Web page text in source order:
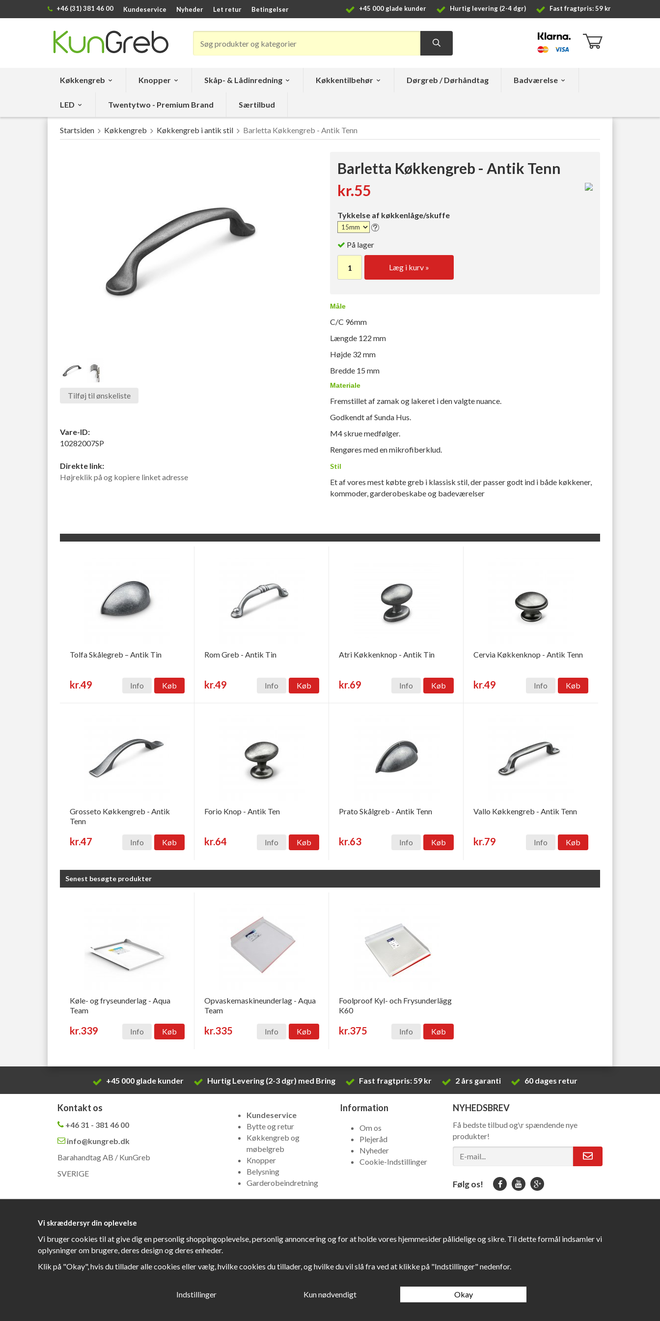
+46 (31) 381 46 00 Kundeservice Nyheder Let retur Betingelser +45 000 glade kunder Hurtig levering (2-4 dgr) Fast fragtpris: 59 kr
Køkkengreb Knopper Skåp- & Lådinredning Køkkentilbehør Dørgreb / Dørhåndtag Badværelse
LED Twentytwo - Premium Brand Særtilbud
Startsiden Køkkengreb Køkkengreb i antik stil Barletta Køkkengreb - Antik Tenn
Barletta Køkkengreb - Antik Tenn
kr.55
Tykkelse af køkkenlåge/skuffe
På lager
Læg i kurv »
Måle
C/C 96mm
Længde 122 mm
Højde 32 mm
Bredde 15 mm
Materiale
Fremstillet af zamak og lakeret i den valgte nuance.
Godkendt af Sunda Hus.
M4 skrue medfølger.
Rengøres med en mikrofiberklud.
Stil
Et af vores mest købte greb i klassisk stil, der passer godt ind i både køkkener,
kommoder, garderobeskabe og badeværelser
Tilføj til ønskeliste
Vare-ID:
10282007SP
Direkte link:
Højreklik på og kopiere linket adresse
Tolfa Skålegreb – Antik Tin
kr.49 Info Køb
Rom Greb - Antik Tin
kr.49 Info Køb
Atri Køkkenknop - Antik Tin
kr.69 Info Køb
Cervia Køkkenknop - Antik Tenn
kr.49 Info Køb
Grosseto Køkkengreb - Antik
Tenn
kr.47 Info Køb
Forio Knop - Antik Ten
kr.64 Info Køb
Prato Skålgreb - Antik Tenn
kr.63 Info Køb
Vallo Køkkengreb - Antik Tenn
kr.79 Info Køb
Senest besøgte produkter
Køle- og fryseunderlag - Aqua
Team
kr.339 Info Køb
Opvaskemaskineunderlag - Aqua
Team
kr.335 Info Køb
Foolproof Kyl- och Frysunderlägg
K60
kr.375 Info Køb
+45 000 glade kunder Hurtig Levering (2-3 dgr) med Bring Fast fragtpris: 59 kr 2 års garanti 60 dages retur
Kontakt os
+46 31 - 381 46 00
info@kungreb.dk
Barahandtag AB / KunGreb
SVERIGE
Kundeservice
Bytte og retur
Køkkengreb og
møbelgreb
Knopper
Belysning
Garderobeindretning
Information
Om os
Plejeråd
Nyheder
Cookie-Indstillinger
NYHEDSBREV
Få bedste tilbud og\r spændende nye
produkter!
Følg os!
Vi skræddersyr din oplevelse
Vi bruger cookies til at give dig en personlig shoppingoplevelse, personlig annoncering og for at holde vores hjemmesider pålidelige og sikre. Til dette formål indsamler vi
oplysninger om brugere, deres design og deres enheder.
Klik på "Okay", hvis du tillader alle cookies eller vælg, hvilke cookies du tillader, og hvilke du vil slå fra ved at klikke på "Indstillinger" nedenfor.
Indstillinger Kun nødvendigt Okay